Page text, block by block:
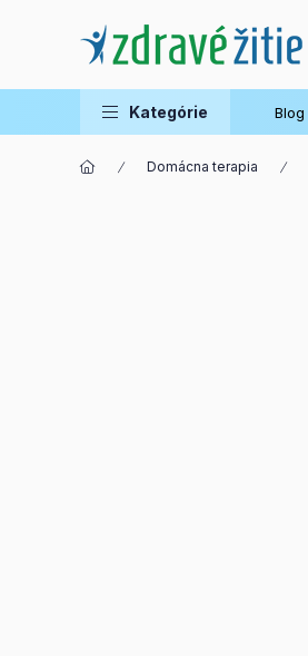
Kategórie Blog
Domácna terapia